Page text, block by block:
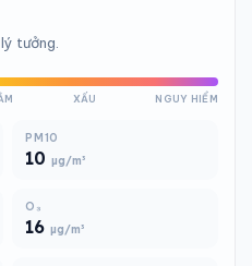
tưởng.
XẤU NGUY HIỂM
PM10
10 µg/m³
O₃
16 µg/m³